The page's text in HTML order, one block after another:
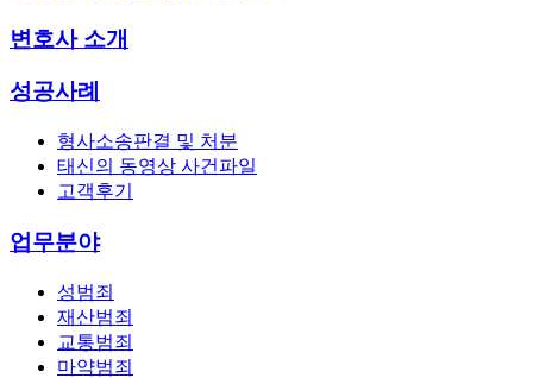
변호사 소개
성공사례
형사소송판결 및 처분
태신의 동영상 사건파일
고객후기
업무분야
성범죄
재산범죄
교통범죄
마약범죄